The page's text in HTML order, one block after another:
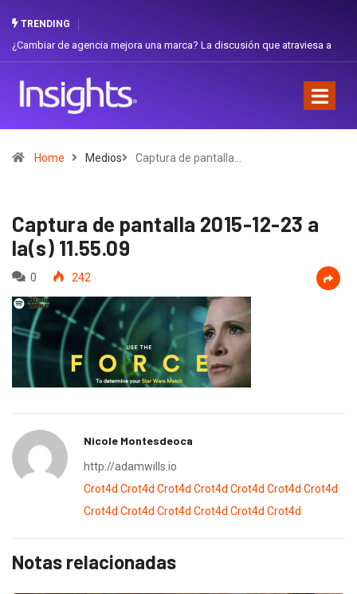
TRENDING
de agencia mejora una marca? La discusión que atraviesa a
Gabriela
Home Medios Captura de pantalla…
Captura de pantalla 2015-12-23 a
la(s) 11.55.09
0 242
Nicole Montesdeoca
http://adamwills.io
Crot4d Crot4d Crot4d Crot4d Crot4d Crot4d Crot4d
Crot4d Crot4d Crot4d Crot4d Crot4d Crot4d
Notas relacionadas